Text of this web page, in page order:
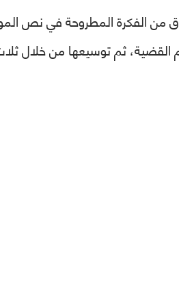
من الفكرة المطروحة في نص
القضية، ثم توسيعها من خلال